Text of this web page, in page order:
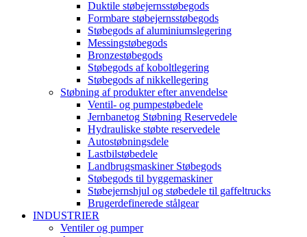
Duktile støbejernsstøbegods
Formbare støbejernsstøbegods
Støbegods af aluminiumslegering
Messingstøbegods
Bronzestøbegods
Støbegods af koboltlegering
Støbegods af nikkellegering
Støbning af produkter efter anvendelse
Ventil- og pumpestøbedele
Jernbanetog Støbning Reservedele
Hydrauliske støbte reservedele
Autostøbningsdele
Lastbilstøbedele
Landbrugsmaskiner Støbegods
Støbegods til byggemaskiner
Støbejernshjul og støbedele til gaffeltrucks
Brugerdefinerede stålgear
INDUSTRIER
Ventiler og pumper